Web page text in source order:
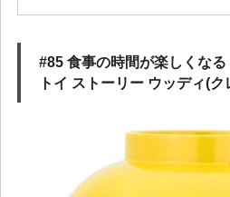
#85 食事の時間が楽しくな
トイ ストーリー ウッディ(ク